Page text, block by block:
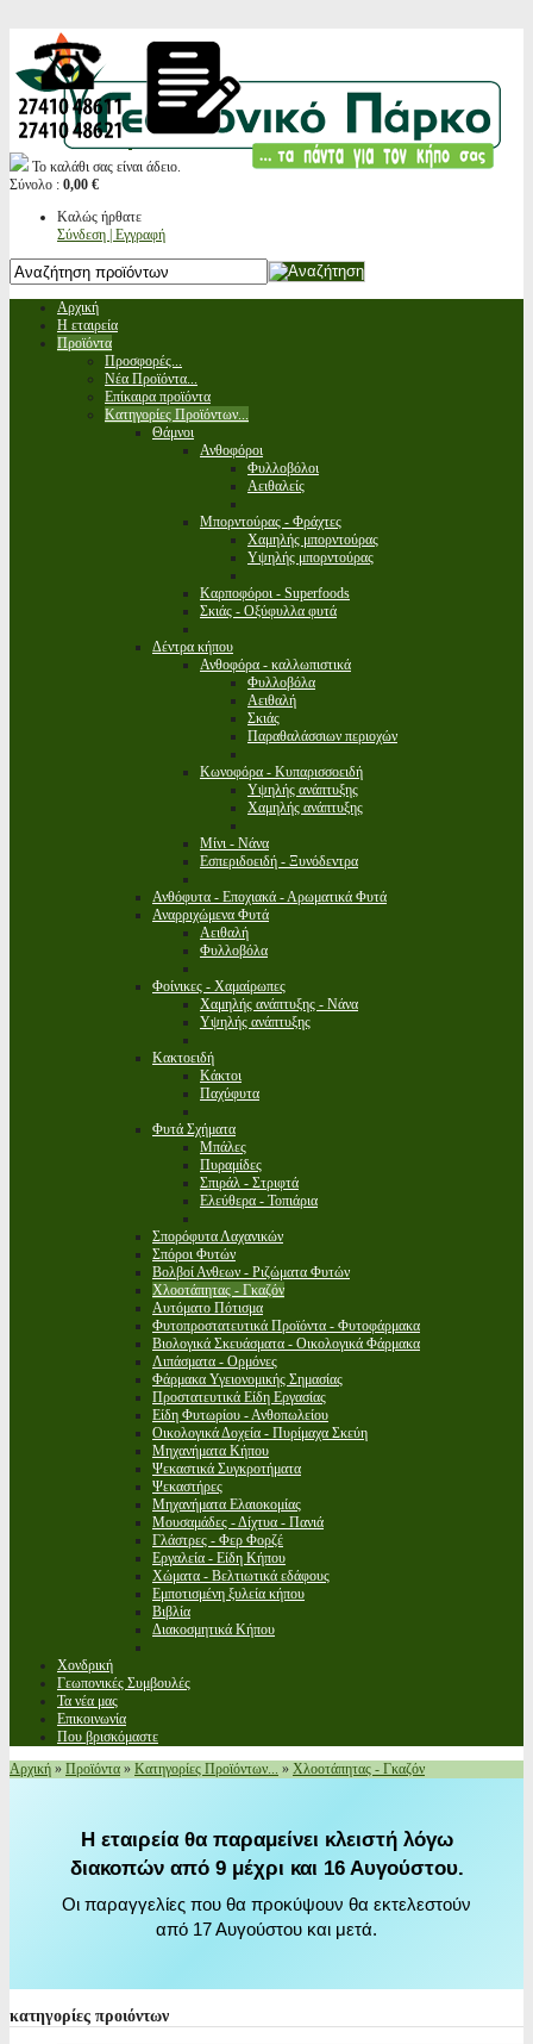
Το καλάθι σας είναι άδειο.
Σύνολο : 0,00 €
Καλώς ήρθατε
Σύνδεση | Εγγραφή
Αρχική
Η εταιρεία
Προϊόντα
Προσφορές...
Νέα Προϊόντα...
Επίκαιρα προϊόντα
Κατηγορίες Προϊόντων...
Θάμνοι
Ανθοφόροι
Φυλλοβόλοι
Αειθαλείς
Μπορντούρας - Φράχτες
Χαμηλής μπορντούρας
Υψηλής μπορντούρας
Καρποφόροι - Superfoods
Σκιάς - Οξύφυλλα φυτά
Δέντρα κήπου
Ανθοφόρα - καλλωπιστικά
Φυλλοβόλα
Αειθαλή
Σκιάς
Παραθαλάσσιων περιοχών
Κωνοφόρα - Κυπαρισσοειδή
Υψηλής ανάπτυξης
Χαμηλής ανάπτυξης
Μίνι - Νάνα
Εσπεριδοειδή - Ξυνόδεντρα
Ανθόφυτα - Εποχιακά - Αρωματικά Φυτά
Αναρριχώμενα Φυτά
Αειθαλή
Φυλλοβόλα
Φοίνικες - Χαμαίρωπες
Χαμηλής ανάπτυξης - Νάνα
Υψηλής ανάπτυξης
Κακτοειδή
Κάκτοι
Παχύφυτα
Φυτά Σχήματα
Μπάλες
Πυραμίδες
Σπιράλ - Στριφτά
Ελεύθερα - Τοπιάρια
Σπορόφυτα Λαχανικών
Σπόροι Φυτών
Βολβοί Ανθεων - Ριζώματα Φυτών
Χλοοτάπητας - Γκαζόν
Αυτόματο Πότισμα
Φυτοπροστατευτικά Προϊόντα - Φυτοφάρμακα
Βιολογικά Σκευάσματα - Οικολογικά Φάρμακα
Λιπάσματα - Ορμόνες
Φάρμακα Υγειονομικής Σημασίας
Προστατευτικά Είδη Εργασίας
Είδη Φυτωρίου - Ανθοπωλείου
Οικολογικά Δοχεία - Πυρίμαχα Σκεύη
Μηχανήματα Κήπου
Ψεκαστικά Συγκροτήματα
Ψεκαστήρες
Μηχανήματα Ελαιοκομίας
Μουσαμάδες - Δίχτυα - Πανιά
Γλάστρες - Φερ Φορζέ
Εργαλεία - Είδη Κήπου
Χώματα - Βελτιωτικά εδάφους
Εμποτισμένη ξυλεία κήπου
Βιβλία
Διακοσμητικά Κήπου
Χονδρική
Γεωπονικές Συμβουλές
Τα νέα μας
Επικοινωνία
Που βρισκόμαστε
Αρχική » Προϊόντα » Κατηγορίες Προϊόντων... » Χλοοτάπητας - Γκαζόν
Η εταιρεία θα παραμείνει κλειστή λόγω
διακοπών από 9 μέχρι και 16 Αυγούστου.
Οι παραγγελίες που θα προκύψουν θα εκτελεστούν
από 17 Αυγούστου και μετά.
κατηγορίες προιόντων